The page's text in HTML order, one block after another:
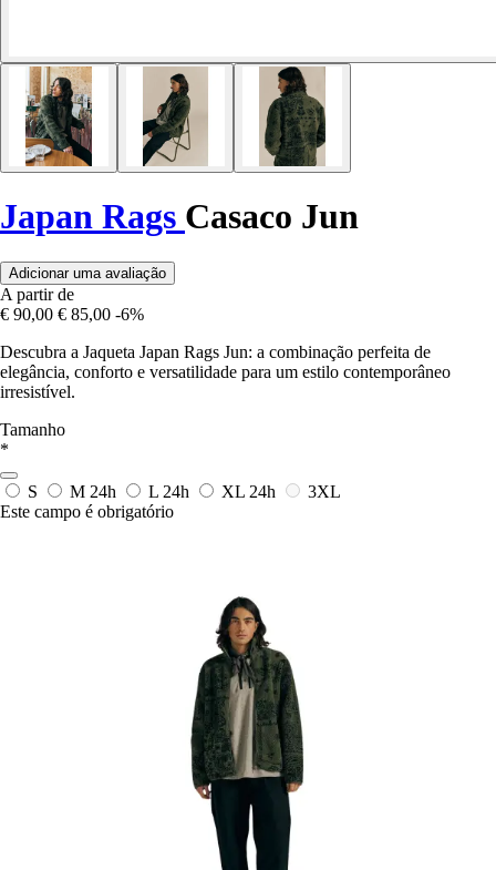
Japan Rags Casaco Jun
Adicionar uma avaliação
A partir de
€ 90,00 € 85,00 -6%
Descubra a Jaqueta Japan Rags Jun: a combinação perfeita de
elegância, conforto e versatilidade para um estilo contemporâneo
irresistível.
Tamanho
*
S M 24h L 24h XL 24h
3XL
Este campo é obrigatório